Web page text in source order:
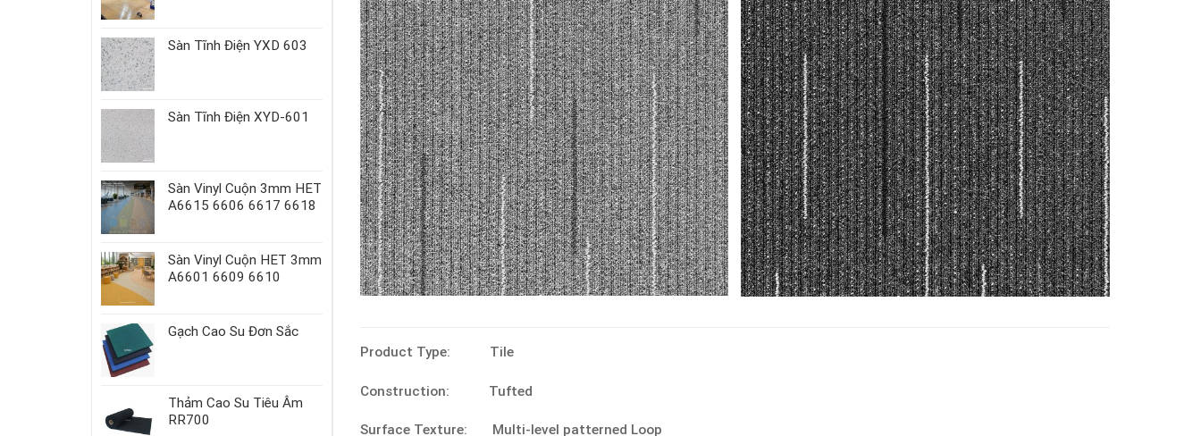
Sàn Tĩnh Điện YXD 603
Sàn Tĩnh Điện XYD-601
Sàn Vinyl Cuộn 3mm HET
A6615 6606 6617 6618
Sàn Vinyl Cuộn HET 3mm
A6601 6609 6610
Gạch Cao Su Đơn Sắc
Thảm Cao Su Tiêu Âm
RR700
Product Type: Tile
Construction: Tufted
Surface Texture: Multi-level patterned Loop